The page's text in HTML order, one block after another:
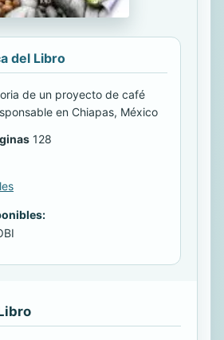
del Libro
de un proyecto de café
en Chiapas, México
128